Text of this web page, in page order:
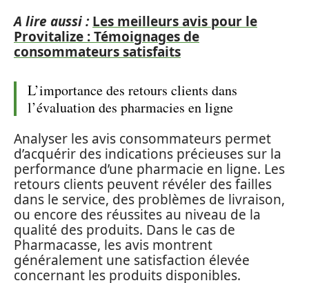
A lire aussi : Les meilleurs avis pour le
Provitalize : Témoignages de
consommateurs satisfaits
L’importance des retours clients dans
l’évaluation des pharmacies en ligne
Analyser les avis consommateurs permet
d’acquérir des indications précieuses sur la
performance d’une pharmacie en ligne. Les
retours clients peuvent révéler des failles
dans le service, des problèmes de livraison,
ou encore des réussites au niveau de la
qualité des produits. Dans le cas de
Pharmacasse, les avis montrent
généralement une satisfaction élevée
concernant les produits disponibles.